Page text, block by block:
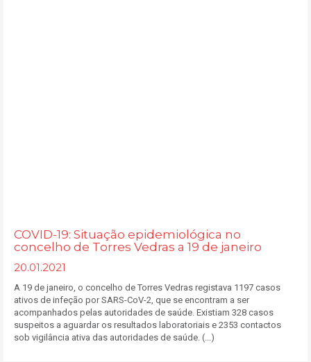
COVID-19: Situação epidemiológica no
concelho de Torres Vedras a 19 de janeiro
20.01.2021
A 19 de janeiro, o concelho de Torres Vedras registava 1197 casos
ativos de infeção por SARS-CoV-2, que se encontram a ser
acompanhados pelas autoridades de saúde. Existiam 328 casos
suspeitos a aguardar os resultados laboratoriais e 2353 contactos
sob vigilância ativa das autoridades de saúde. (...)